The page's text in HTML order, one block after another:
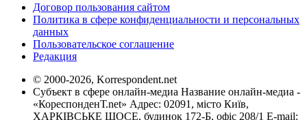
Договор пользования сайтом
Политика в сфере конфиденциальности и персональных
данных
Пользовательское соглашение
Редакция
© 2000-2026, Korrespondent.net
Субъект в сфере онлайн-медиа Название онлайн-медиа -
«КореспонденТ.net» Адрес: 02091, місто Київ,
ХАРКІВСЬКЕ ШОСЕ, будинок 172-Б, офіс 208/1 E-mail: